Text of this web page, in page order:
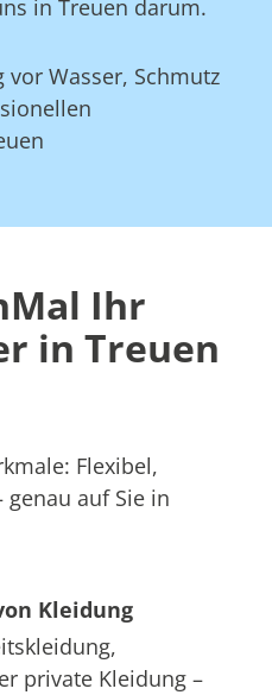
in Treuen darum.
vor Wasser, Schmutz
Ihr
in Treuen
Flexibel,
auf Sie in
Kleidung
private Kleidung –